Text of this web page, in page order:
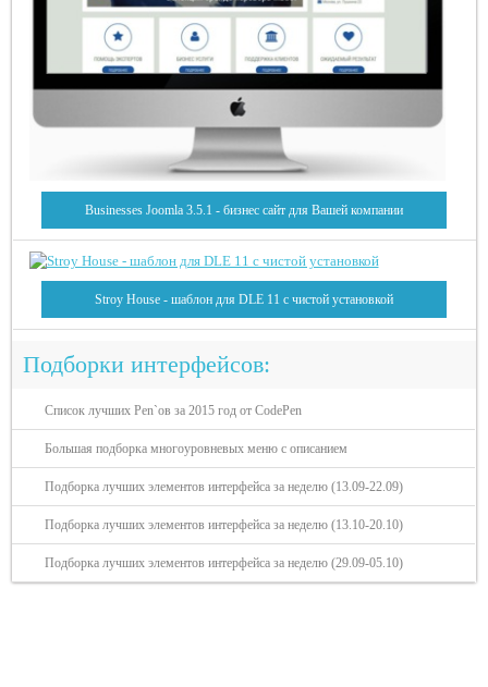
Businesses Joomla 3.5.1 - бизнес сайт для Вашей компании
Stroy House - шаблон для DLE 11 с чистой установкой
Подборки интерфейсов:
Список лучших Pen`ов за 2015 год от CodePen
Большая подборка многоуровневых меню с описанием
Подборка лучших элементов интерфейса за неделю (13.09-22.09)
Подборка лучших элементов интерфейса за неделю (13.10-20.10)
Подборка лучших элементов интерфейса за неделю (29.09-05.10)